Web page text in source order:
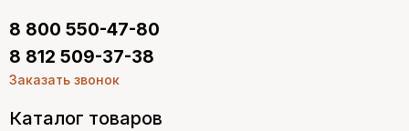
Каталог товаров
8 800 550-47-80
8 812 509-37-38
Заказать звонок